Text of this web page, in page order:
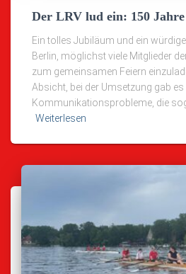
Der LRV lud ein: 150
Ein tolles Jubiläum und ein
Berlin, möglichst viele Mitglieder
zum gemeinsamen Feiern
Absicht, bei der Umsetzung gab es
Kommunikationsprobleme, die
Weiterlesen